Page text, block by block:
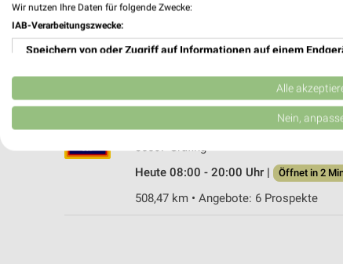
85567 Grafing
Heute 08:00 - 20:00 Uhr | Öffnet in 2
Glonner Straße 37
85567 Grafing
Heute 08:00 - 20:00 Uhr |
Öffnet in 2
508,47 km • Angebote: 6 Prospekte
Wir nutzen Ihre Daten für folgende Zwecke:
IAB-Verarbeitungszwecke:
Speichern von oder Zugriff auf Informationen auf einem
Verwendung reduzierter Daten zur Auswahl von Werbeanzeigen
Erstellung von Profilen für personalisierte Werbung
Erstellung von Profilen zur Personalisierung von Inhalten
Alle
Nein,